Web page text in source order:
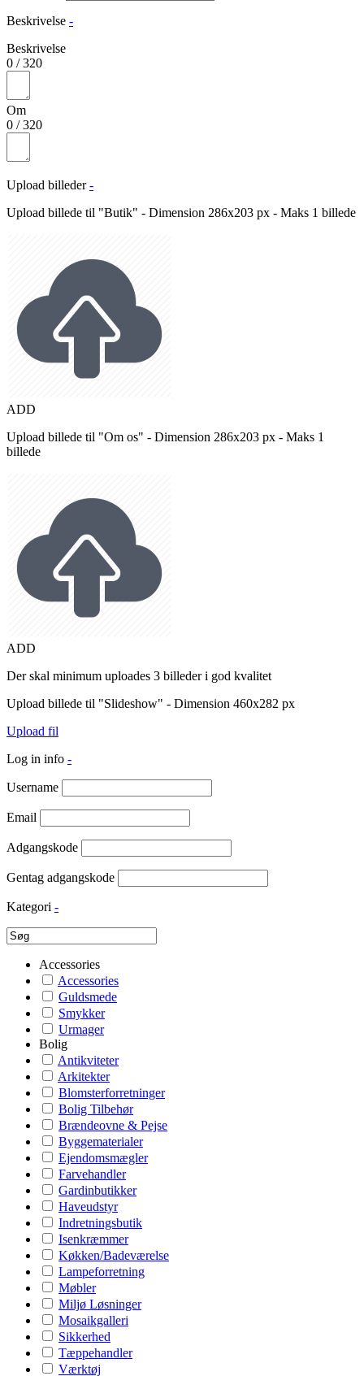
Beskrivelse -
Beskrivelse
0 /320
Om
0 /320
Upload billeder -
Upload billede til "Butik" - Dimension 286x203 px - Maks 1 billede
ADD
Upload billede til "Om os" - Dimension 286x203 px - Maks 1
billede
ADD
Der skal minimum uploades 3 billeder i god kvalitet
Upload billede til "Slideshow" - Dimension 460x282 px
Upload fil
Log in info -
Username
Email
Adgangskode
Gentag adgangskode
Kategori -
Accessories
Accessories
Guldsmede
Smykker
Urmager
Bolig
Antikviteter
Arkitekter
Blomsterforretninger
Bolig Tilbehør
Brændeovne & Pejse
Byggematerialer
Ejendomsmægler
Farvehandler
Gardinbutikker
Haveudstyr
Indretningsbutik
Isenkræmmer
Køkken/Badeværelse
Lampeforretning
Møbler
Miljø Løsninger
Mosaikgalleri
Sikkerhed
Tæppehandler
Værktøj